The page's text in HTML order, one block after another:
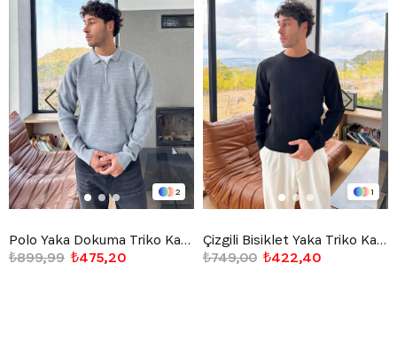
2
Polo Yaka Dokuma Triko Kazak Gri
₺475,20
₺899,99
1
Çizgili Bisiklet Yaka Triko Kazak Siyah
₺422,40
₺749,00